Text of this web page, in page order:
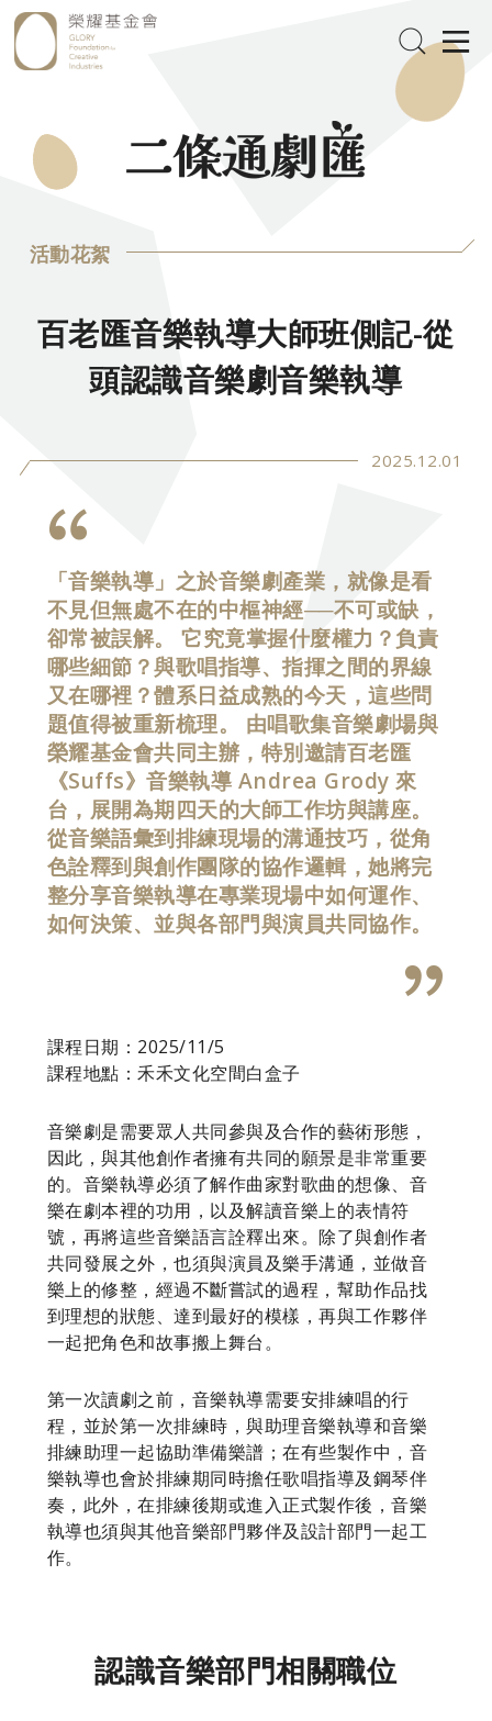
活動花絮
2025.12.01
百老匯音樂執導大師班側記-從
頭認識音樂劇音樂執導
「音樂執導」之於音樂劇產業，就像是看
不見但無處不在的中樞神經──不可或缺，
卻常被誤解。 它究竟掌握什麼權力？負責
哪些細節？與歌唱指導、指揮之間的界線
又在哪裡？體系日益成熟的今天，這些問
題值得被重新梳理。 由唱歌集音樂劇場與
榮耀基金會共同主辦，特別邀請百老匯
《Suffs》音樂執導 Andrea Grody 來
台，展開為期四天的大師工作坊與講座。
從音樂語彙到排練現場的溝通技巧，從角
色詮釋到與創作團隊的協作邏輯，她將完
整分享音樂執導在專業現場中如何運作、
如何決策、並與各部門與演員共同協作。
課程日期：2025/11/5
課程地點：禾禾文化空間白盒子
音樂劇是需要眾人共同參與及合作的藝術形態，
因此，與其他創作者擁有共同的願景是非常重要
的。音樂執導必須了解作曲家對歌曲的想像、音
樂在劇本裡的功用，以及解讀音樂上的表情符
號，再將這些音樂語言詮釋出來。除了與創作者
共同發展之外，也須與演員及樂手溝通，並做音
樂上的修整，經過不斷嘗試的過程，幫助作品找
到理想的狀態、達到最好的模樣，再與工作夥伴
一起把角色和故事搬上舞台。
第一次讀劇之前，音樂執導需要安排練唱的行
程，並於第一次排練時，與助理音樂執導和音樂
排練助理一起協助準備樂譜；在有些製作中，音
樂執導也會於排練期同時擔任歌唱指導及鋼琴伴
奏，此外，在排練後期或進入正式製作後，音樂
執導也須與其他音樂部門夥伴及設計部門一起工
作。
認識音樂部門相關職位